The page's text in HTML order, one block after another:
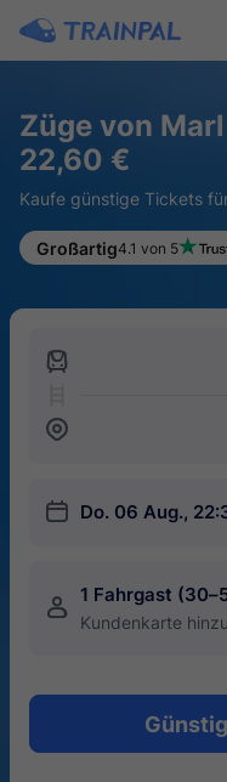
Züge von
22,60 €
Kaufe günstige Tickets
Großartig4.1 von 5
󱍉
󱒣
󱎗 Do. 06 Aug.,
󱍂 1 Fahrgast
Kundenkarte